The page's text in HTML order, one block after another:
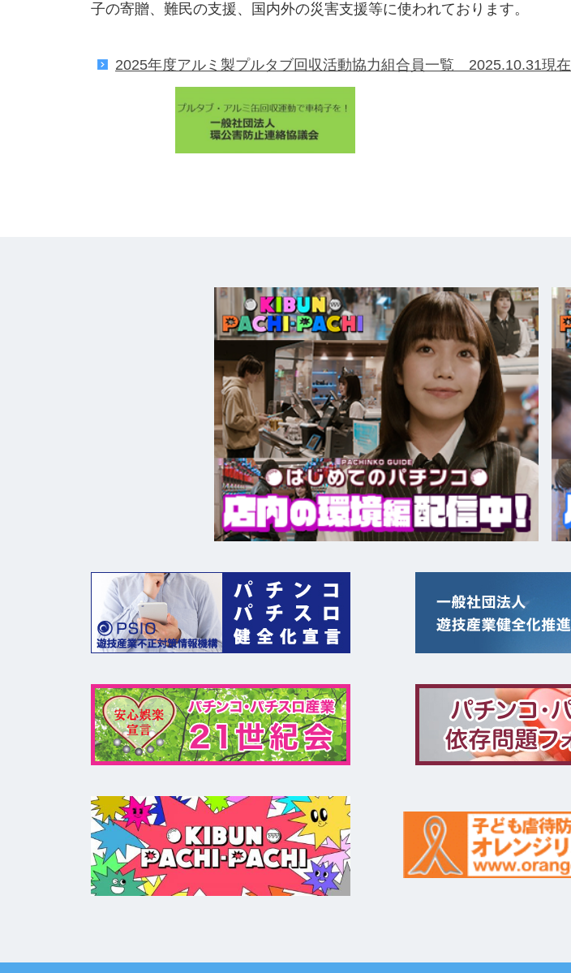
子の寄贈、難民の支援、国内外の災害支援等に使われております。
2025年度アルミ製プルタブ回収活動協力組合員一覧 2025.10.31現在